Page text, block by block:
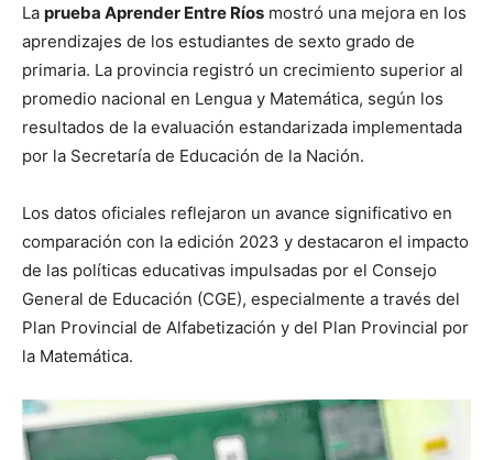
La prueba Aprender Entre Ríos mostró una mejora en los
aprendizajes de los estudiantes de sexto grado de
primaria. La provincia registró un crecimiento superior al
promedio nacional en Lengua y Matemática, según los
resultados de la evaluación estandarizada implementada
por la Secretaría de Educación de la Nación.
Los datos oficiales reflejaron un avance significativo en
comparación con la edición 2023 y destacaron el impacto
de las políticas educativas impulsadas por el Consejo
General de Educación (CGE), especialmente a través del
Plan Provincial de Alfabetización y del Plan Provincial por
la Matemática.